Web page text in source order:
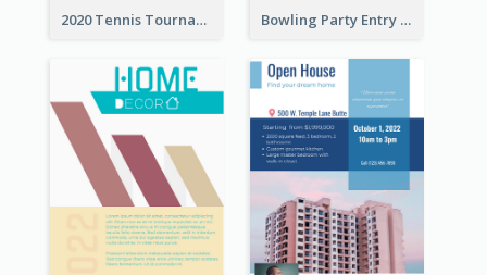
2020 Tennis Tournament Flyer Bowling Party Entry Flyer